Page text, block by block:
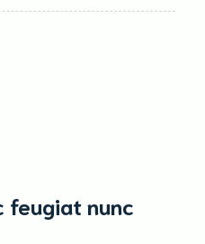
feugiat nunc